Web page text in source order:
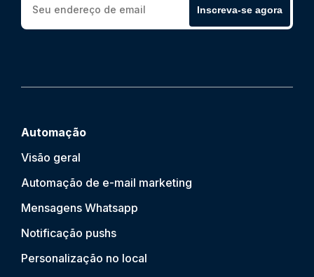
Inscreva-se agora
Automação
Visão geral
Automação de e-mail marketing
Mensagens Whatsapp
Notificação pushs
Personalização no local